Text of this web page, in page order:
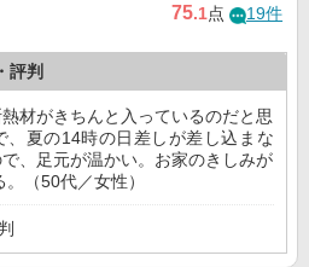
75.1点 19件
評判
材がきちんと入っているのだと思
、夏の14時の日差しが差し込まな
、足元が温かい。お家のきしみが
（50代／女性）